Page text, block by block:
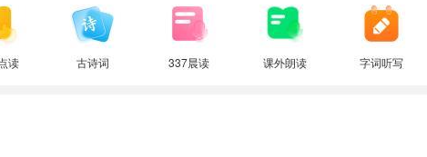
读 古诗词 337晨读 课外朗读 字词听写